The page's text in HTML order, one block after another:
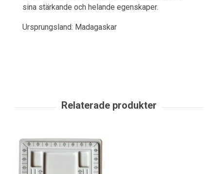
sina stärkande och helande egenskaper.
Ursprungsland: Madagaskar